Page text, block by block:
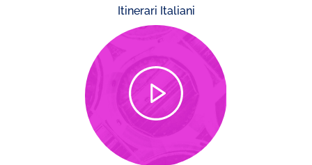
Itinerari Italiani